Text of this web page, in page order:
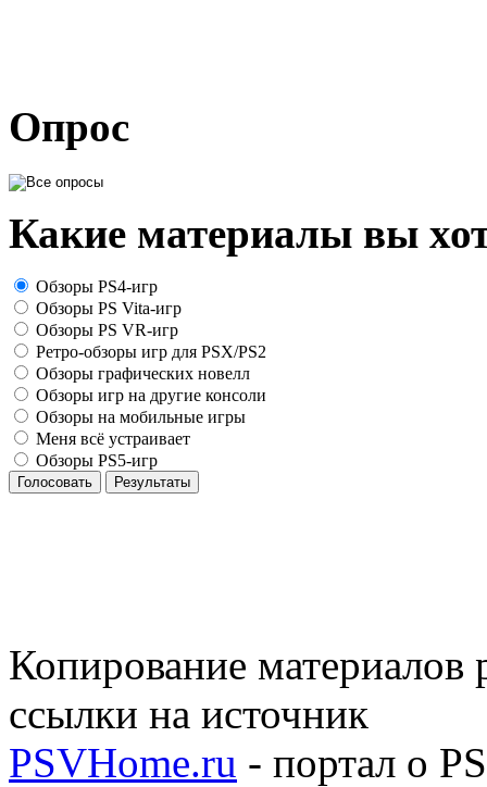
Опрос
Какие материалы вы
Обзоры PS4-игр
Обзоры PS Vita-игр
Обзоры PS VR-игр
Ретро-обзоры игр для PSX/PS2
Обзоры графических новелл
Обзоры игр на другие консоли
Обзоры на мобильные игры
Меня всё устраивает
Обзоры PS5-игр
Голосовать Результаты
Копирование материалов
ссылки на источник
PSVHome.ru - портал о